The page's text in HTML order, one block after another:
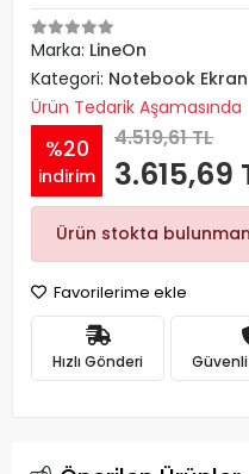
Marka: LineOn
Kategori: Notebook Ekran
Ürün Tedarik Aşamasında
%20
indirim
4.519,61 TL
3.615,69
Ürün stokta
Favorilerime ekle
Hızlı Gönderi Güvenli